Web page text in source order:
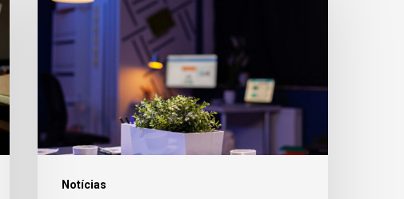
Notícias
que
muda
indisponibilidade
de
bens